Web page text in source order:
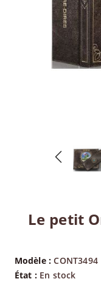
Le petit
Modèle :CONT3494
État : En stock